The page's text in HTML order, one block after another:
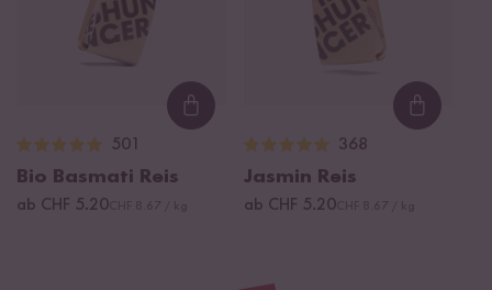
Loading...
501
Bio Basmati Reis
ab CHF 5.20
368
Jasmin Reis
ab CHF 5.20CHF 8.67 / kg